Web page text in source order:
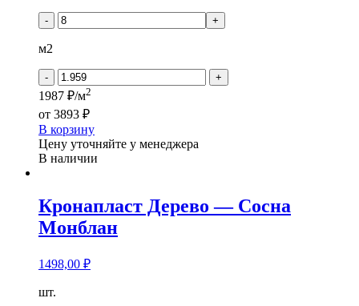
PROGRESSIVE
-
- +
м2
- +
1987 ₽/м2
от 3893 ₽
В корзину
Цену уточняйте у менеджера
В наличии
Кронапласт Дерево — Сосна
Монблан
1498,00 ₽
Количество
шт.